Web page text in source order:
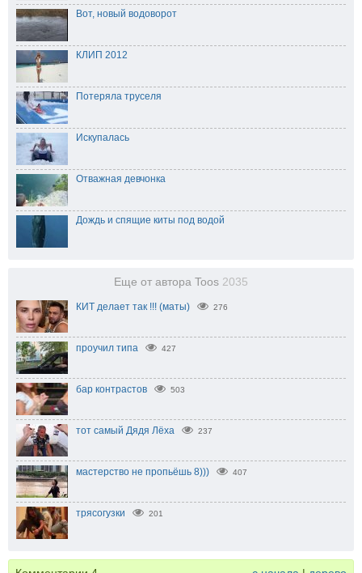
Вот, новый водоворот
КЛИП 2012
Потеряла труселя
Искупалась
Отважная девчонка
Дождь и спящие киты под водой
Еще от автора Toos 2035
КИТ делает так !!! (маты) 276
проучил типа 427
бар контрастов 503
тот самый Дядя Лёха 237
мастерство не пропьёшь 8))) 407
трясогузки 201